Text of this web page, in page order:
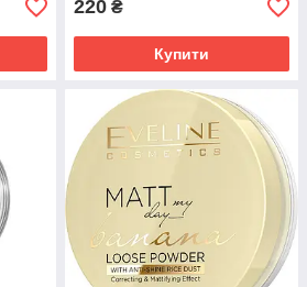
220 ₴
Купити